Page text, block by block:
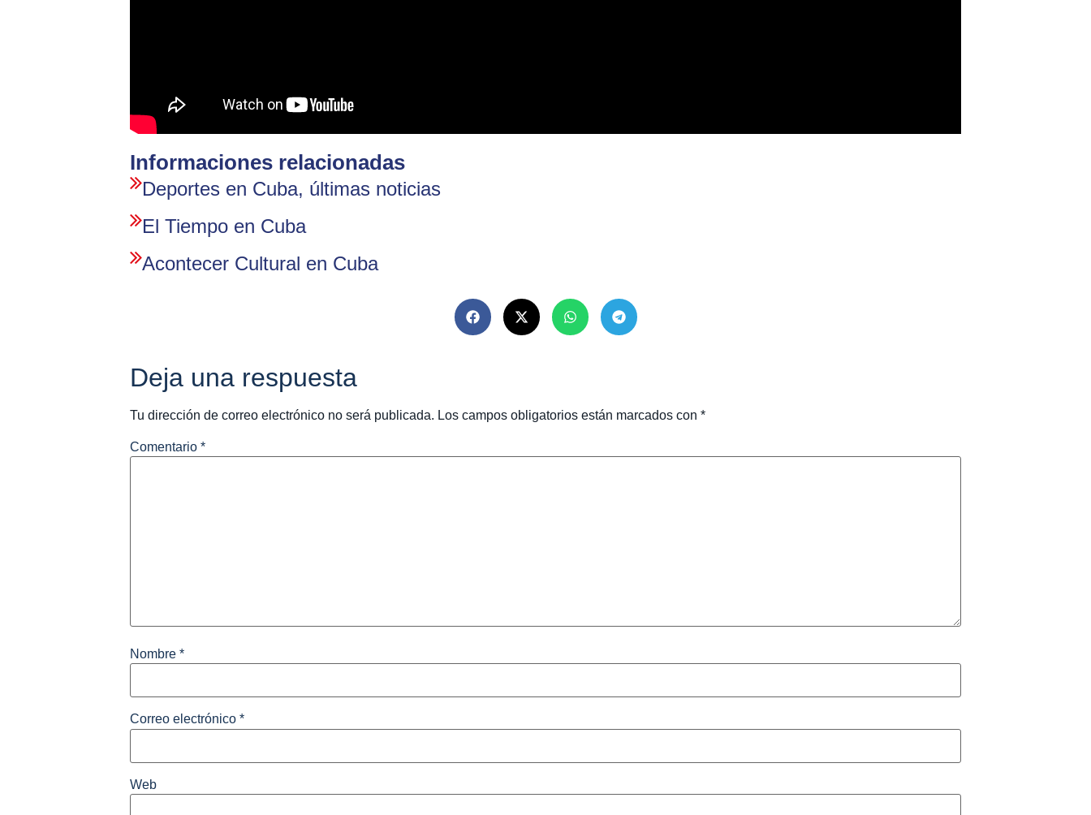
Informaciones relacionadas
Deportes en Cuba, últimas noticias
El Tiempo en Cuba
Acontecer Cultural en Cuba
Deja una respuesta
Tu dirección de correo electrónico no será publicada. Los campos obligatorios están marcados con *
Comentario *
Nombre *
Correo electrónico *
Web